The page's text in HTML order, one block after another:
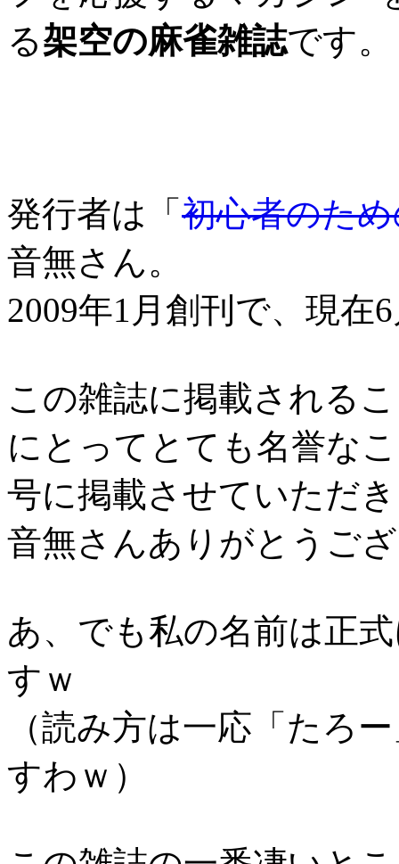
る架空の麻雀雑誌です。
発行者は「 初心者のた
音無さん。
2009年1月創刊で、現在
この雑誌に掲載される
にとってとても名誉な
号に掲載させていただ
音無さんありがとうご
あ、でも私の名前は正
すｗ
（読み方は一応「たろ
すわｗ）